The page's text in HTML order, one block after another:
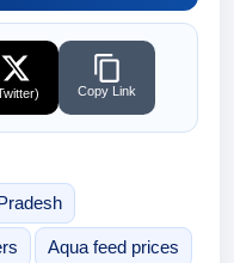
Copy Link
Aqua feed prices